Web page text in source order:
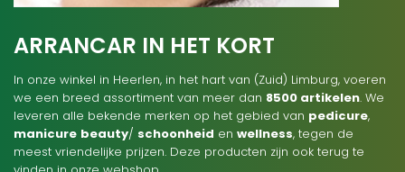
ARRANCAR IN HET KORT
In onze winkel in Heerlen, in het hart van (Zuid) Limburg, voeren
we een breed assortiment van meer dan 8500 artikelen. We
leveren alle bekende merken op het gebied van pedicure,
manicure beauty/ schoonheid en wellness, tegen de
meest vriendelijke prijzen. Deze producten zijn ook terug te